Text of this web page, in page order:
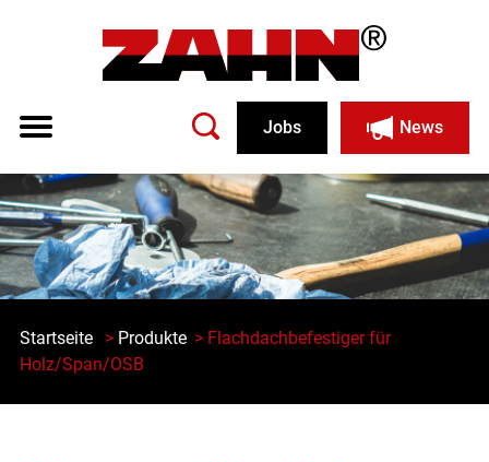
Jobs News
Startseite > Produkte > Flachdachbefestiger für
Holz/Span/OSB